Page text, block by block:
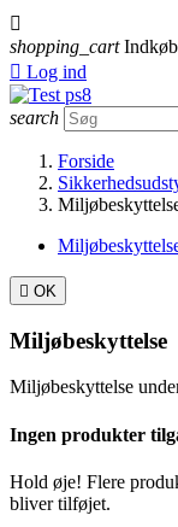

shopping_cart
 Log ind
search
Forside
 OK
Miljøbeskyttelse
Miljøbeskyttelse
Ingen produkter
Hold øje! Flere
bliver tilføjet.